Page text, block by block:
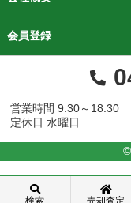
会員登録
営業時間 9:30～18:30
定休日 水曜日
検索 売却査定